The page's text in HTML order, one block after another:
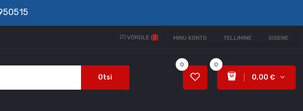
MINU KONTO TELLIMINE SISENE
VÕRDLE (0)
Otsi
0
0,00 €
0